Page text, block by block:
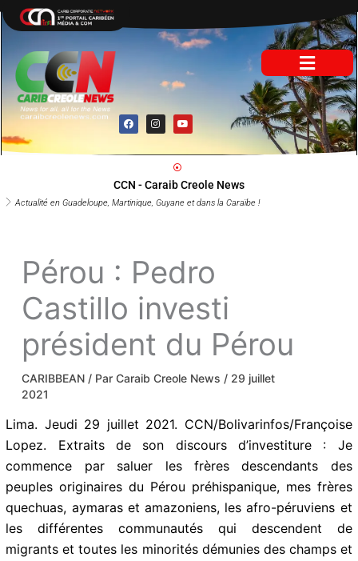
au
F
a
c
b
k
I
n
s
a
a
Y
o
u
u
b
Actualité en Guadeloupe, Martinique, Guyane et dans la Caraïbe !
CCN - Caraib Creole News
Pérou : Pedro
Castillo investi
président du
Pérou
2021
Lima. Jeudi 29 juillet 2021. CCN/Bolivarinfos/Françoise
Lopez. Extraits de son discours d’investiture : Je
commence par saluer les frères descendants des
peuples originaires du Pérou préhispanique, mes frères
quechuas, aymaras et amazoniens, les afro-péruviens